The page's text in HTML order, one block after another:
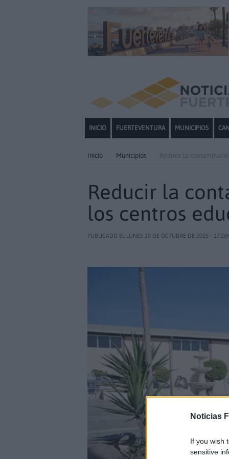
Noticias
If you wish
sensitive
INICIO FUERTEVENTURA MUNICIPIOS
Inicio Municipios Reducir la
Reducir la
los centros
PUBLICADO EL LUNES 20 DE OCTUBRE DE 2025 -